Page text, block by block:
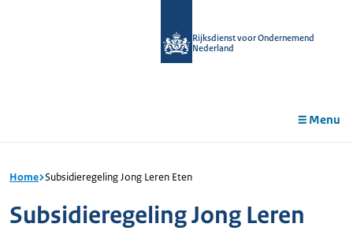
Rijksdienst voor Ondernemend
Nederland
Menu
Home Subsidieregeling Jong Leren Eten
Subsidieregeling Jong Leren